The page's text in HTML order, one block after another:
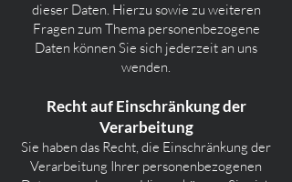
dieser Daten. Hierzu sowie zu weiteren
Fragen zum Thema personenbezogene
Daten können Sie sich jederzeit an uns
wenden.
Recht auf Einschränkung der
Verarbeitung
Sie haben das Recht, die Einschränkung der
Verarbeitung Ihrer personenbezogenen